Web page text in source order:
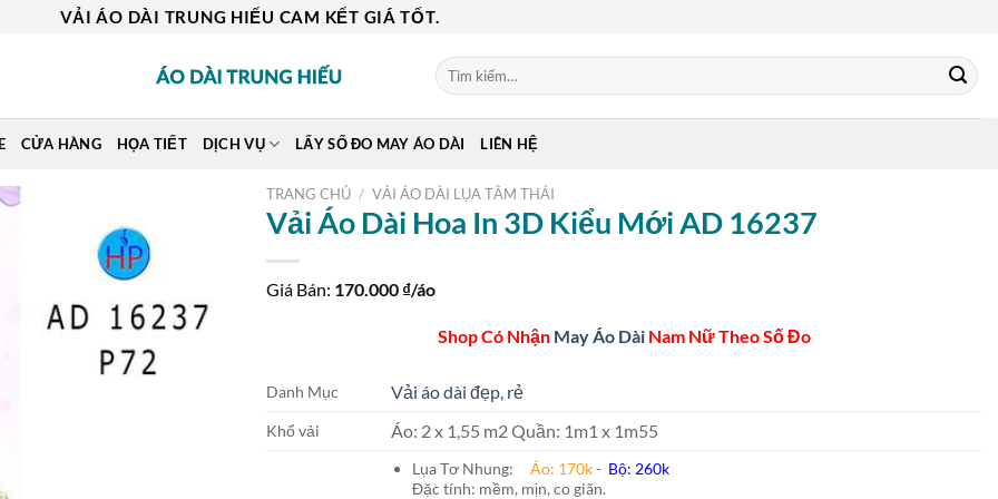
VẢI ÁO DÀI TRUNG HIẾU CAM KẾT GIÁ TỐT.
Tìm
kiếm:
CỬA HÀNG HỌA TIẾT DỊCH VỤ LẤY SỐ ĐO MAY ÁO DÀI LIÊN HỆ
TRANG CHỦ / VẢI ÁO DÀI LỤA TẰM THÁI
Vải Áo Dài Hoa In 3D Kiểu Mới AD 16237
Giá Bán: 170.000 ₫/áo
Shop Có Nhận May Áo DàiNam Nữ Theo Số Đo
Danh Mục Vải áo dài đẹp, rẻ
Khổ vải Áo: 2 x 1,55 m2 Quần: 1m1 x 1m55
Lụa Tơ Nhung: Áo: 170k- Bộ: 260k
Đặc tính: mềm, mịn, co giãn.